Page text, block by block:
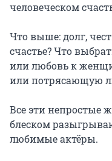
человеческом
Что выше: долг,
счастье? Что
или любовь к
или потрясающую
Все эти непростые
блеском
любимые актёры.